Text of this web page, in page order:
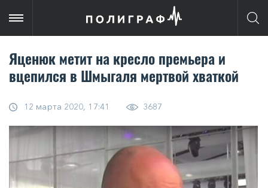
Яценюк метит на кресло премьера и
вцепился в Шмыгаля мертвой хваткой
12 марта 2020, 17:41 3687